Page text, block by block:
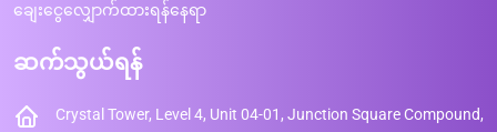
ချေးငွေလျှောက်ထားရန်နေရာ
ဆက်သွယ်ရန်
Crystal Tower, Level 4, Unit 04-01, Junction Square Compound,